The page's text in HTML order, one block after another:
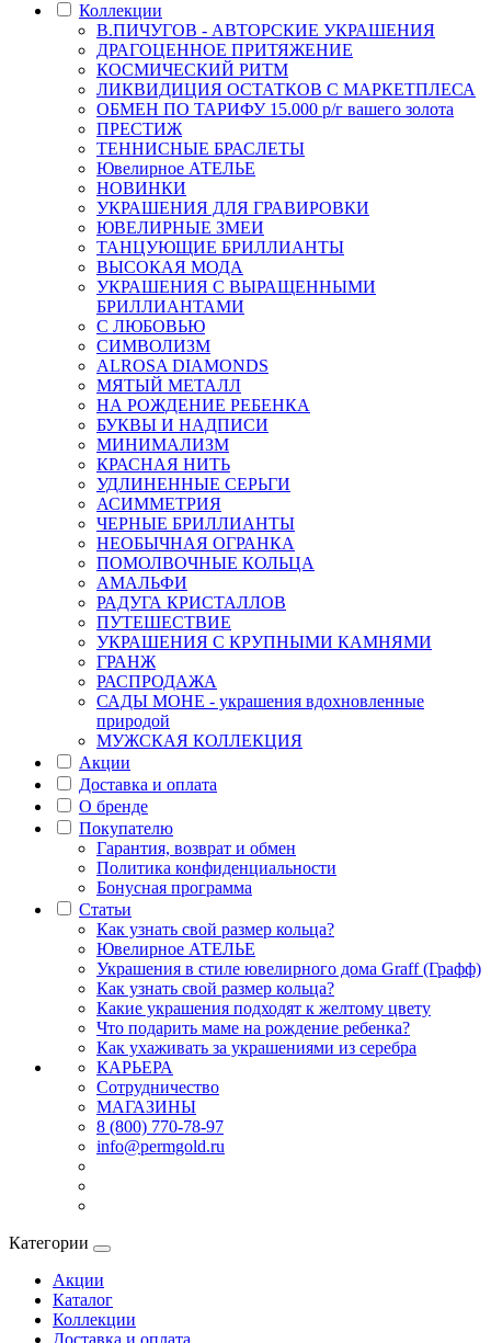
Коллекции
В.ПИЧУГОВ - АВТОРСКИЕ УКРАШЕНИЯ
ДРАГОЦЕННОЕ ПРИТЯЖЕНИЕ
КОСМИЧЕСКИЙ РИТМ
ЛИКВИДИЦИЯ ОСТАТКОВ С МАРКЕТПЛЕСА
ОБМЕН ПО ТАРИФУ 15.000 р/г вашего золота
ПРЕСТИЖ
ТЕННИСНЫЕ БРАСЛЕТЫ
Ювелирное АТЕЛЬЕ
НОВИНКИ
УКРАШЕНИЯ ДЛЯ ГРАВИРОВКИ
ЮВЕЛИРНЫЕ ЗМЕИ
ТАНЦУЮЩИЕ БРИЛЛИАНТЫ
ВЫСОКАЯ МОДА
УКРАШЕНИЯ С ВЫРАЩЕННЫМИ
БРИЛЛИАНТАМИ
С ЛЮБОВЬЮ
СИМВОЛИЗМ
ALROSA DIAMONDS
МЯТЫЙ МЕТАЛЛ
НА РОЖДЕНИЕ РЕБЕНКА
БУКВЫ И НАДПИСИ
МИНИМАЛИЗМ
КРАСНАЯ НИТЬ
УДЛИНЕННЫЕ СЕРЬГИ
АСИММЕТРИЯ
ЧЕРНЫЕ БРИЛЛИАНТЫ
НЕОБЫЧНАЯ ОГРАНКА
ПОМОЛВОЧНЫЕ КОЛЬЦА
АМАЛЬФИ
РАДУГА КРИСТАЛЛОВ
ПУТЕШЕСТВИЕ
УКРАШЕНИЯ С КРУПНЫМИ КАМНЯМИ
ГРАНЖ
РАСПРОДАЖА
САДЫ МОНЕ - украшения вдохновленные
природой
МУЖСКАЯ КОЛЛЕКЦИЯ
Акции
Доставка и оплата
О бренде
Покупателю
Гарантия, возврат и обмен
Политика конфиденциальности
Бонусная программа
Статьи
Как узнать свой размер кольца?
Ювелирное АТЕЛЬЕ
Украшения в стиле ювелирного дома Graff (Графф)
Как узнать свой размер кольца?
Какие украшения подходят к желтому цвету
Что подарить маме на рождение ребенка?
Как ухаживать за украшениями из серебра
КАРЬЕРА
Сотрудничество
МАГАЗИНЫ
8 (800) 770-78-97
info@permgold.ru
Категории
Акции
Каталог
Коллекции
Доставка и оплата